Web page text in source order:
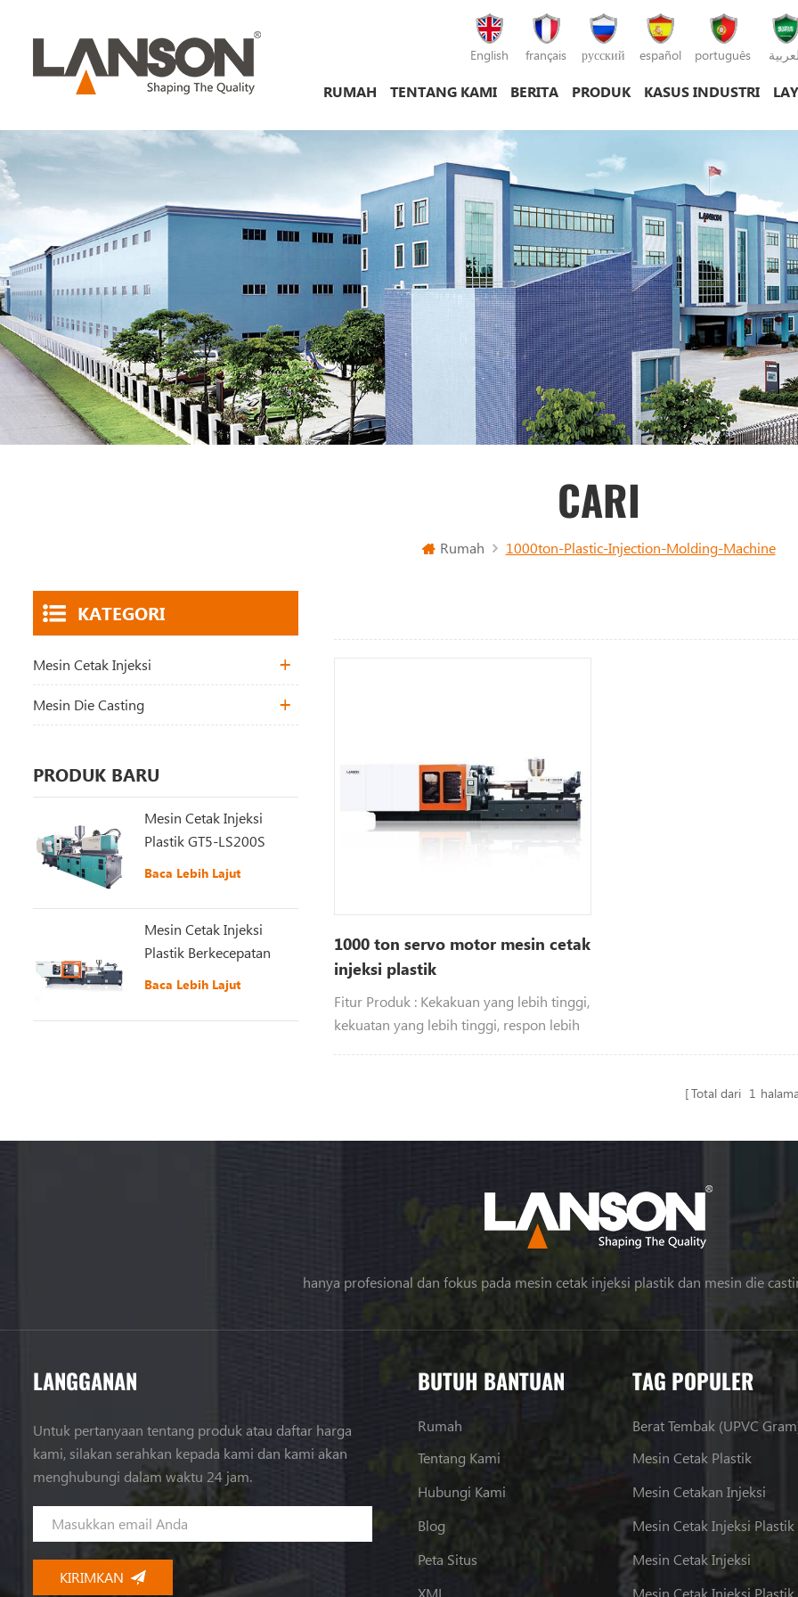
English français русский español português
RUMAH TENTANG KAMI BERITA PRODUK KASUS INDUSTRI
CARI
Rumah 1000ton-Plastic-Injection-Molding-Machine
1000 ton servo motor mesin cetak
injeksi plastik
Fitur Produk : Kekakuan yang lebih tinggi,
kekuatan yang lebih tinggi, respon lebih
Total dari 1
KATEGORI
Mesin Cetak Injeksi
Mesin Die Casting
PRODUK BARU
Mesin Cetak Injeksi
Plastik GT5-LS200S
yang Baru Ditingkatkan
Baca Lebih Lajut
Mesin Cetak Injeksi
Plastik Berkecepatan
Tinggi BT Serie
Baca Lebih Lajut
hanya profesional dan fokus pada mesin cetak injeksi plastik dan mesin die
LANGGANAN
Untuk pertanyaan tentang produk atau daftar harga
kami, silakan serahkan kepada kami dan kami akan
menghubungi dalam waktu 24 jam.
BUTUH BANTUAN
Rumah
Tentang Kami
Hubungi Kami
Blog
Peta Situs
TAG POPULER
Berat Tembak (UPVC
Mesin Cetak Plastik
Mesin Cetakan Injeksi
Mesin Cetak Injeksi Plastik
Mesin Cetak Injeksi